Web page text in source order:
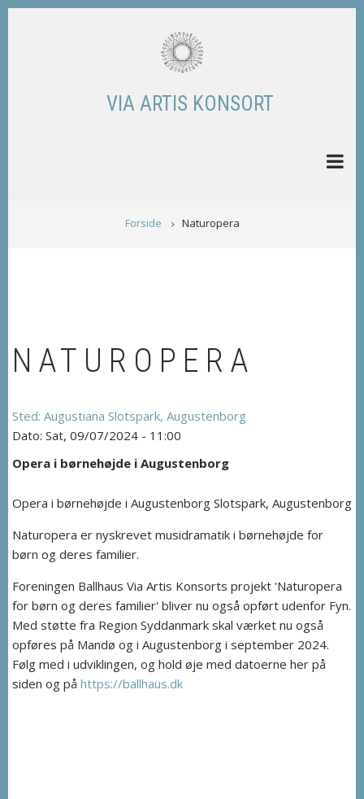
Skip
VIA ARTIS KONSORT
BREADCRUMB
Forside Naturopera
NATUROPERA
Augustiana Slotspark, Augustenborg
Sat, 09/07/2024 - 11:00
Opera i børnehøjde i Augustenborg
Opera i børnehøjde i Augustenborg Slotspark, Augustenborg
Naturopera er nyskrevet musidramatik i børnehøjde for
børn og deres familier.
Foreningen Ballhaus Via Artis Konsorts projekt 'Naturopera
for børn og deres familier' bliver nu også opført udenfor Fyn.
Med støtte fra Region Syddanmark skal værket nu også
opføres på Mandø og i Augustenborg i september 2024.
Følg med i udviklingen, og hold øje med datoerne her på
siden og på https://ballhaus.dk